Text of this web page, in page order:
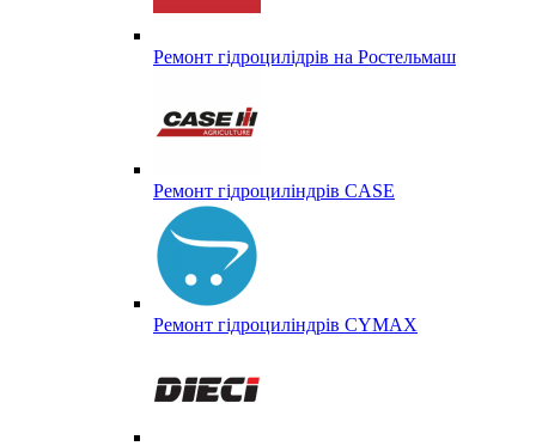
Ремонт гідроцилідрів на Ростельмаш
Ремонт гідроциліндрів CASE
Ремонт гідроциліндрів CYMAX